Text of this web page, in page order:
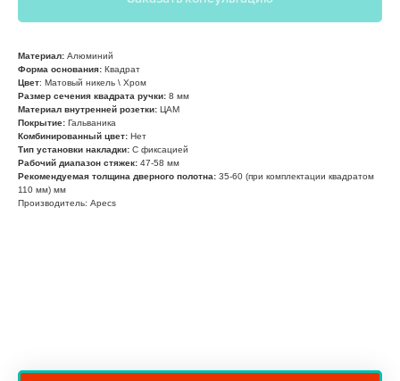
Материал: Алюминий
Форма основания: Квадрат
Цвет: Матовый никель \ Хром
Размер сечения квадрата ручки: 8 мм
Материал внутренней розетки: ЦАМ
Покрытие: Гальваника
Комбинированный цвет: Нет
Тип установки накладки: С фиксацией
Рабочий диапазон стяжек: 47-58 мм
Рекомендуемая толщина дверного полотна: 35-60 (при комплектации квадратом
110 мм) мм
Производитель: Apecs